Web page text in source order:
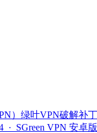
）绿叶VPN破解补
· SGreen VPN 安